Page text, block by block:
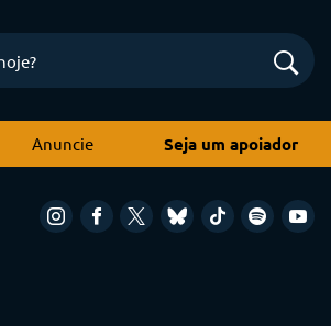
Anuncie Seja um apoiador